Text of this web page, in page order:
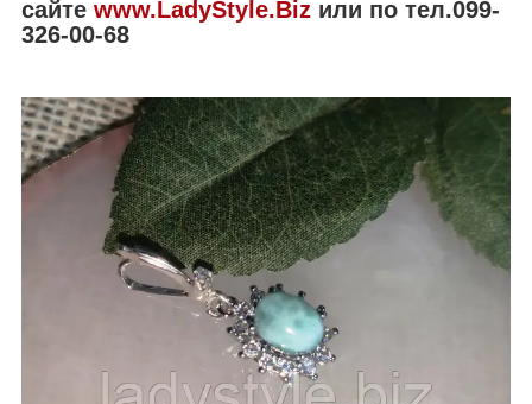
сайте www.LadyStyle.Biz или по тел.099-
326-00-68